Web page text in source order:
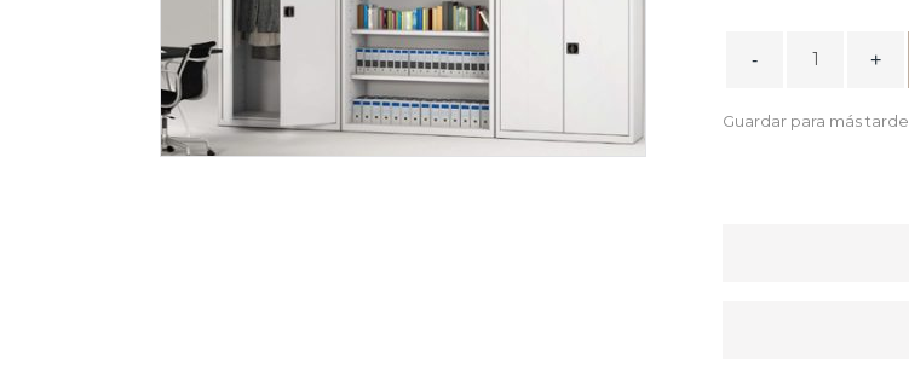
PUERTAS
Guardar para más tarde